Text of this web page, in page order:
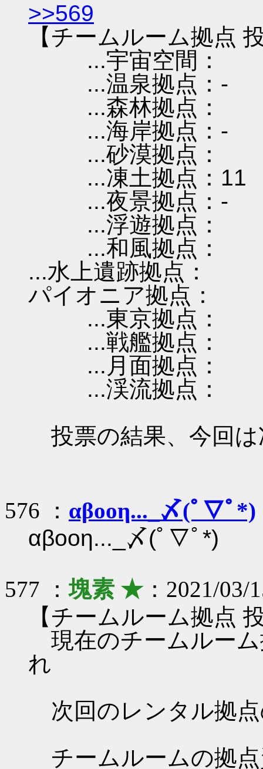
>>569
【チームルーム拠点
...宇宙空間：
...温泉拠点：-
...森林拠点：
...海岸拠点：-
...砂漠拠点：
...凍土拠点：11
...夜景拠点：-
...浮遊拠点：
...和風拠点：
...水上遺跡拠点：
パイオニア拠点：
...東京拠点：
...戦艦拠点：
...月面拠点：
...渓流拠点：
投票の結果、今回
576 ： αβοοη..._〆(ﾟ▽ﾟ*)
αβοοη..._〆(ﾟ▽ﾟ*)
577 ：塊素 ★：2021/03/
【チームルーム拠点
現在のチームルー
れ
次回のレンタル拠
チームルームの拠